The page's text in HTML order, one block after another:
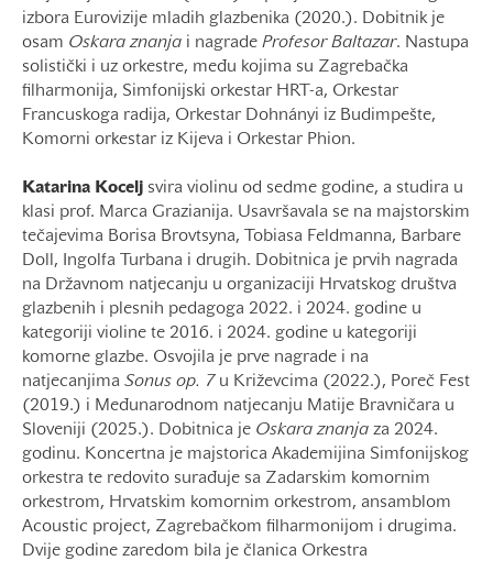
izbora Eurovizije mladih glazbenika (2020.). Dobitnik je
osam Oskara znanja i nagrade Profesor Baltazar. Nastupa
solistički i uz orkestre, među kojima su Zagrebačka
filharmonija, Simfonijski orkestar HRT-a, Orkestar
Francuskoga radija, Orkestar Dohnányi iz Budimpešte,
Komorni orkestar iz Kijeva i Orkestar Phion.
Katarina Kocelj svira violinu od sedme godine, a studira u
klasi prof. Marca Grazianija. Usavršavala se na majstorskim
tečajevima Borisa Brovtsyna, Tobiasa Feldmanna, Barbare
Doll, Ingolfa Turbana i drugih. Dobitnica je prvih nagrada
na Državnom natjecanju u organizaciji Hrvatskog društva
glazbenih i plesnih pedagoga 2022. i 2024. godine u
kategoriji violine te 2016. i 2024. godine u kategoriji
komorne glazbe. Osvojila je prve nagrade i na
natjecanjima Sonus op. 7 u Križevcima (2022.), Poreč Fest
(2019.) i Međunarodnom natjecanju Matije Bravničara u
Sloveniji (2025.). Dobitnica je Oskara znanja za 2024.
godinu. Koncertna je majstorica Akademijina Simfonijskog
orkestra te redovito surađuje sa Zadarskim komornim
orkestrom, Hrvatskim komornim orkestrom, ansamblom
Acoustic project, Zagrebačkom filharmonijom i drugima.
Dvije godine zaredom bila je članica Orkestra